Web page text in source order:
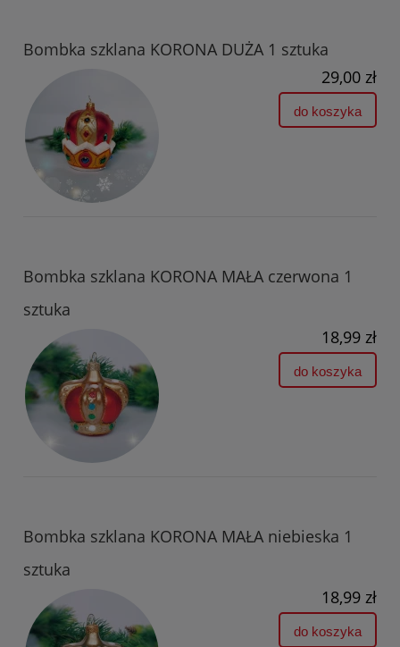
Bombka szklana KORONA DUŻA 1 sztuka
29,00 zł
do koszyka
Bombka szklana KORONA MAŁA czerwona 1
sztuka
18,99 zł
do koszyka
Bombka szklana KORONA MAŁA niebieska 1
sztuka
18,99 zł
do koszyka